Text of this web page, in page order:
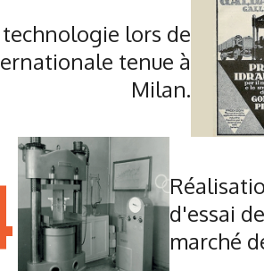
lors de
tenue à
Milan.
d'essai
marché